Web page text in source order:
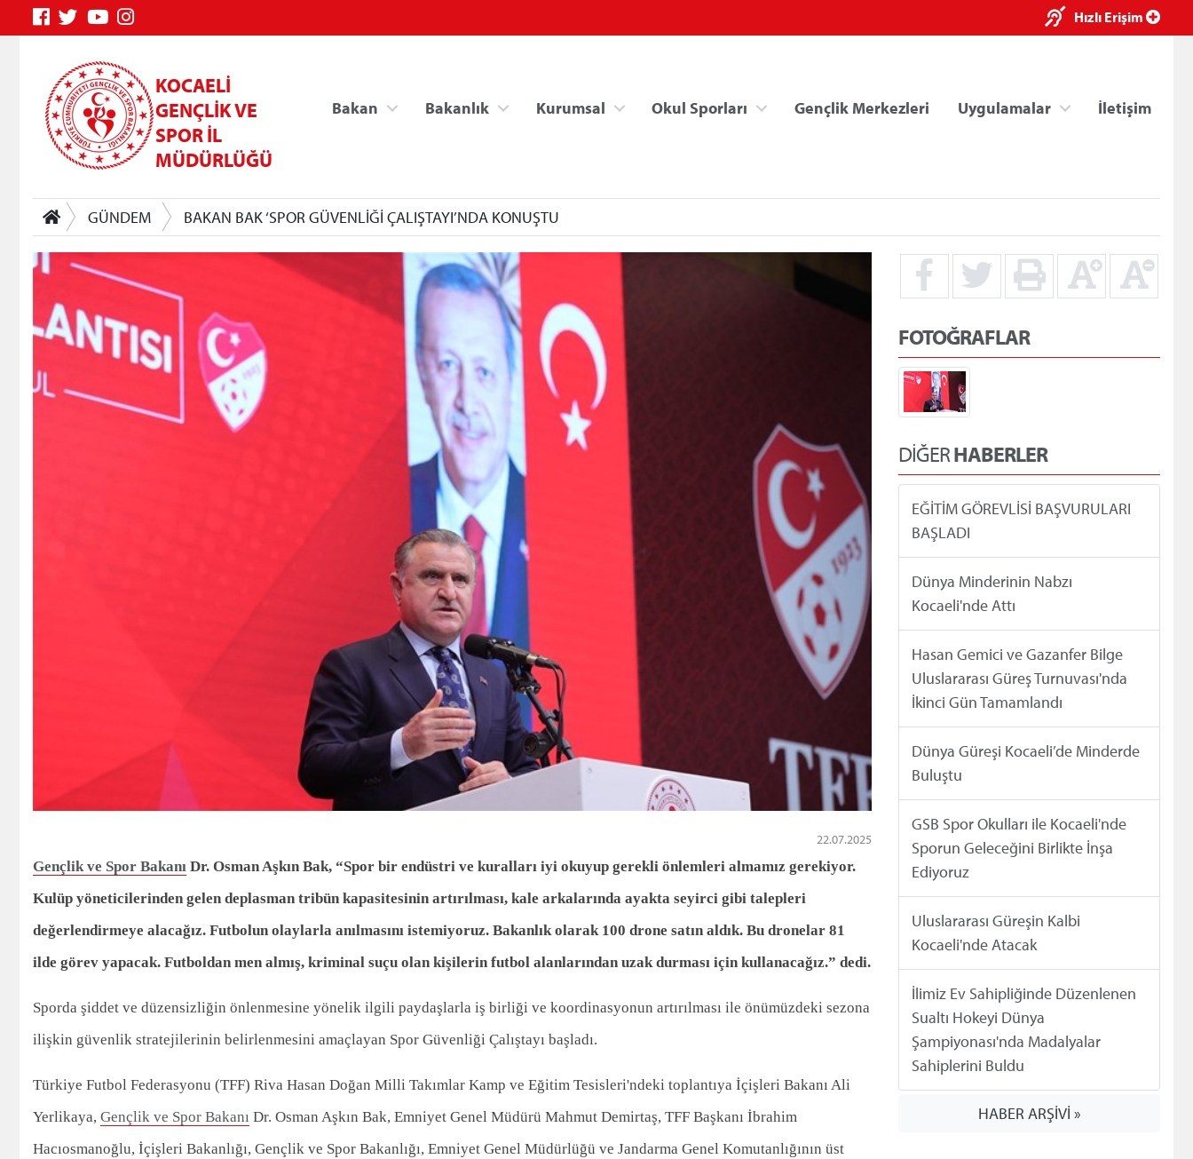
Hızlı Erişim
KOCAELİ
GENÇLİK VE
SPOR İL
MÜDÜRLÜĞÜ
Bakan Bakanlık Kurumsal Okul Sporları Gençlik Merkezleri Uygulamalar İletişim
GÜNDEM BAKAN BAK ‘SPOR GÜVENLİĞİ ÇALIŞTAYI’NDA KONUŞTU
22.07.2025
Gençlik ve Spor Bakanı Dr. Osman Aşkın Bak, “Spor bir endüstri ve kuralları iyi okuyup gerekli önlemleri almamız gerekiyor.
Kulüp yöneticilerinden gelen deplasman tribün kapasitesinin artırılması, kale arkalarında ayakta seyirci gibi talepleri
değerlendirmeye alacağız. Futbolun olaylarla anılmasını istemiyoruz. Bakanlık olarak 100 drone satın aldık. Bu dronelar 81
ilde görev yapacak. Futboldan men almış, kriminal suçu olan kişilerin futbol alanlarından uzak durması için kullanacağız.” dedi.
Sporda şiddet ve düzensizliğin önlenmesine yönelik ilgili paydaşlarla iş birliği ve koordinasyonun artırılması ile önümüzdeki sezona
ilişkin güvenlik stratejilerinin belirlenmesini amaçlayan Spor Güvenliği Çalıştayı başladı.
Türkiye Futbol Federasyonu (TFF) Riva Hasan Doğan Milli Takımlar Kamp ve Eğitim Tesisleri'ndeki toplantıya İçişleri Bakanı Ali
Yerlikaya, Gençlik ve Spor Bakanı Dr. Osman Aşkın Bak, Emniyet Genel Müdürü Mahmut Demirtaş, TFF Başkanı İbrahim
Hacıosmanoğlu, İçişleri Bakanlığı, Gençlik ve Spor Bakanlığı, Emniyet Genel Müdürlüğü ve Jandarma Genel Komutanlığının üst
FOTOĞRAFLAR
DİĞERHABERLER
EĞİTİM GÖREVLİSİ BAŞVURULARI
BAŞLADI
Dünya Minderinin Nabzı
Kocaeli'nde Attı
Hasan Gemici ve Gazanfer Bilge
Uluslararası Güreş Turnuvası'nda
İkinci Gün Tamamlandı
Dünya Güreşi Kocaeli’de Minderde
Buluştu
GSB Spor Okulları ile Kocaeli'nde
Sporun Geleceğini Birlikte İnşa
Ediyoruz
Uluslararası Güreşin Kalbi
Kocaeli'nde Atacak
İlimiz Ev Sahipliğinde Düzenlenen
Sualtı Hokeyi Dünya
Şampiyonası'nda Madalyalar
Sahiplerini Buldu
HABER ARŞİVİ »
×
Genç Bilgi Sistemi Spor Bilgi Sistemi